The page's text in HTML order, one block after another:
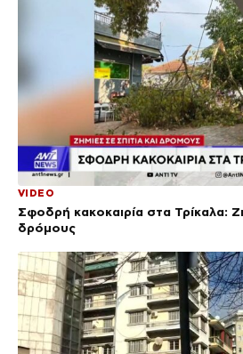
VIDEO
Σφοδρή κακοκαιρία στα Τρίκαλα:
δρόμους